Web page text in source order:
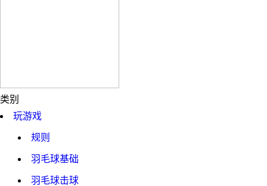
类别
玩游戏
规则
羽毛球基础
羽毛球击球